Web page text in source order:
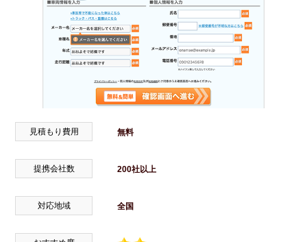
見積もり費用 無料
提携会社数 200社以上
対応地域 全国